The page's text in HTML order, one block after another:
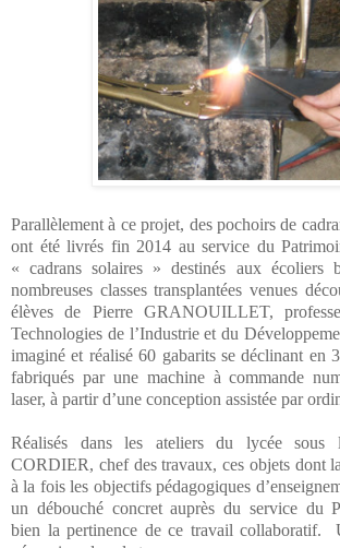
Parallèlement à ce projet, des pochoirs de
ont été livrés fin 2014 au service du
« cadrans solaires » destinés aux écoliers
nombreuses classes transplantées venues
élèves de Pierre GRANOUILLET,
Technologies de l’Industrie et du
imaginé et réalisé 60 gabarits se déclinant en
fabriqués par une machine à commande
laser, à partir d’une conception assistée par
Réalisés dans les ateliers du lycée sous
CORDIER, chef des travaux, ces objets dont
à la fois les objectifs pédagogiques
un débouché concret auprès du service du
bien la pertinence de ce travail collaboratif.